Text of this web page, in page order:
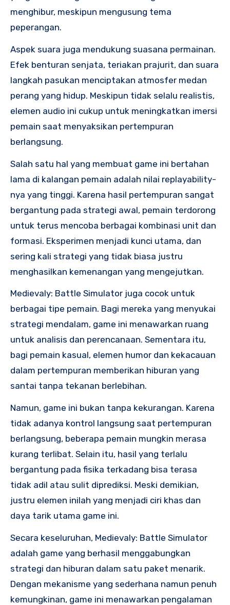
menghibur, meskipun mengusung tema
peperangan.
Aspek suara juga mendukung suasana permainan.
Efek benturan senjata, teriakan prajurit, dan suara
langkah pasukan menciptakan atmosfer medan
perang yang hidup. Meskipun tidak selalu realistis,
elemen audio ini cukup untuk meningkatkan imersi
pemain saat menyaksikan pertempuran
berlangsung.
Salah satu hal yang membuat game ini bertahan
lama di kalangan pemain adalah nilai replayability-
nya yang tinggi. Karena hasil pertempuran sangat
bergantung pada strategi awal, pemain terdorong
untuk terus mencoba berbagai kombinasi unit dan
formasi. Eksperimen menjadi kunci utama, dan
sering kali strategi yang tidak biasa justru
menghasilkan kemenangan yang mengejutkan.
Medievaly: Battle Simulator juga cocok untuk
berbagai tipe pemain. Bagi mereka yang menyukai
strategi mendalam, game ini menawarkan ruang
untuk analisis dan perencanaan. Sementara itu,
bagi pemain kasual, elemen humor dan kekacauan
dalam pertempuran memberikan hiburan yang
santai tanpa tekanan berlebihan.
Namun, game ini bukan tanpa kekurangan. Karena
tidak adanya kontrol langsung saat pertempuran
berlangsung, beberapa pemain mungkin merasa
kurang terlibat. Selain itu, hasil yang terlalu
bergantung pada fisika terkadang bisa terasa
tidak adil atau sulit diprediksi. Meski demikian,
justru elemen inilah yang menjadi ciri khas dan
daya tarik utama game ini.
Secara keseluruhan, Medievaly: Battle Simulator
adalah game yang berhasil menggabungkan
strategi dan hiburan dalam satu paket menarik.
Dengan mekanisme yang sederhana namun penuh
kemungkinan, game ini menawarkan pengalaman